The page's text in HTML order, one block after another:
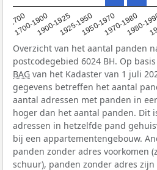
<1700
1700-19001900-19251925-19501950-19701970-1980
1980-
Overzicht van het aantal panden
postcodegebied 6024 BH. Op
BAG van het Kadaster van 1 juli
gegevens betreffen het aantal
aantal adressen met panden in
hoger dan het aantal panden. Dit
adressen in hetzelfde pand
bij een appartementengebouw.
panden zonder adres voorkomen
schuur), panden zonder adres